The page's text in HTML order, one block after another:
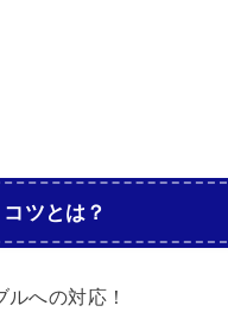
ツとは？
への対応！